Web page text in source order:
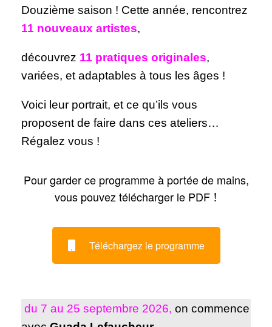
Douzième saison ! Cette année, rencontrez
11 nouveaux artistes,
découvrez 11 pratiques originales,
variées, et adaptables à tous les âges !
Voici leur portrait, et ce qu’ils vous
proposent de faire dans ces ateliers…
Régalez vous !
Pour garder ce programme à portée de mains,
vous pouvez télécharger le PDF !
Téléchargez le programme
du 7 au 25 septembre 2026, on commence